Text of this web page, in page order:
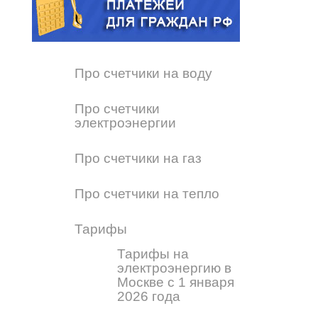
Про счетчики на воду
Про счетчики
электроэнергии
Про счетчики на газ
Про счетчики на тепло
Тарифы
Тарифы на
электроэнергию в
Москве с 1 января
2026 года